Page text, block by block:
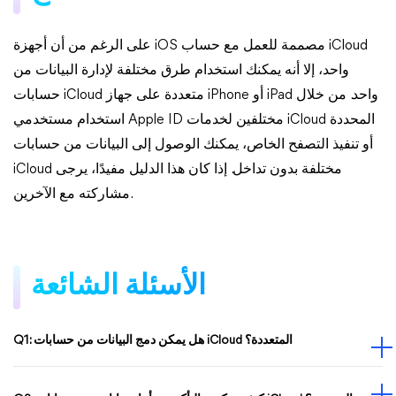
على الرغم من أن أجهزة iOS مصممة للعمل مع حساب iCloud
واحد، إلا أنه يمكنك استخدام طرق مختلفة لإدارة البيانات من
حسابات iCloud متعددة على جهاز iPhone أو iPad واحد. من خلال
استخدام مستخدمي Apple ID مختلفين لخدمات iCloud المحددة
أو تنفيذ التصفح الخاص، يمكنك الوصول إلى البيانات من حسابات
iCloud مختلفة بدون تداخل. إذا كان هذا الدليل مفيدًا، يرجى
مشاركته مع الآخرين.
الأسئلة الشائعة
Q1: هل يمكن دمج البيانات من حسابات iCloud المتعددة؟